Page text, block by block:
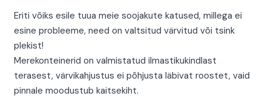
Eriti võiks esile tuua meie soojakute katused, millega ei
esine probleeme, need on valtsitud värvitud või tsink
plekist!
Merekonteinerid on valmistatud ilmastikukindlast
terasest, värvikahjustus ei põhjusta läbivat roostet, vaid
pinnale moodustub kaitsekiht.